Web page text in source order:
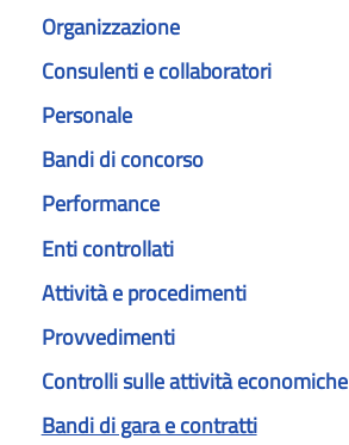
Organizzazione
Consulenti e collaboratori
Personale
Bandi di concorso
Performance
Enti controllati
Attività e procedimenti
Provvedimenti
Controlli sulle attività economiche
Bandi di gara e contratti